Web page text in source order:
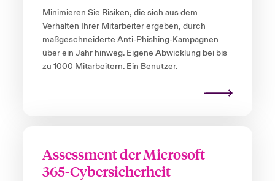
Minimieren Sie Risiken, die sich aus dem
Verhalten Ihrer Mitarbeiter ergeben, durch
maßgeschneiderte Anti-Phishing-Kampagnen
über ein Jahr hinweg. Eigene Abwicklung bei bis
zu 1000 Mitarbeitern. Ein Benutzer.
Assessment der Microsoft
365-Cybersicherheit